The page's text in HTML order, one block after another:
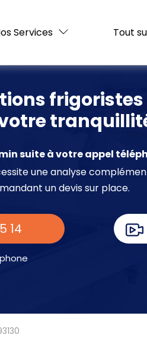
Services Tout
votre
suite à votre appel
une analyse
un devis sur place.
14